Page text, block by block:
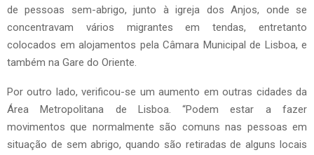
de pessoas sem-abrigo, junto à igreja dos Anjos, onde se
concentravam vários migrantes em tendas, entretanto
colocados em alojamentos pela Câmara Municipal de Lisboa, e
também na Gare do Oriente.
Por outro lado, verificou-se um aumento em outras cidades da
Área Metropolitana de Lisboa. “Podem estar a fazer
movimentos que normalmente são comuns nas pessoas em
situação de sem abrigo, quando são retiradas de alguns locais